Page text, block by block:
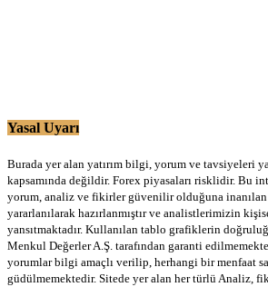
Yasal Uyarı
Burada yer alan yatırım bilgi, yorum ve tavsiyeleri
kapsamında değildir. Forex piyasaları risklidir. Bu
yorum, analiz ve fikirler güvenilir olduğuna
yararlanılarak hazırlanmıştır ve analistlerimizin
yansıtmaktadır. Kullanılan tablo grafiklerin
Menkul Değerler A.Ş. tarafından garanti
yorumlar bilgi amaçlı verilip, herhangi bir menfaat
güdülmemektedir. Sitede yer alan her türlü Analiz,